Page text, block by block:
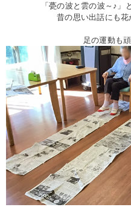
「甍の波と雲の波～♪」
昔の思い出話にも
足の運動も